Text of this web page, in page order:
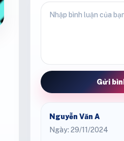
Gửi
Nguyễn Văn A
Ngày: 29/11/2024